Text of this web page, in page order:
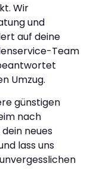
Wir
und
auf deine
Team
Umzug.
günstigen
nach
neues
lass uns